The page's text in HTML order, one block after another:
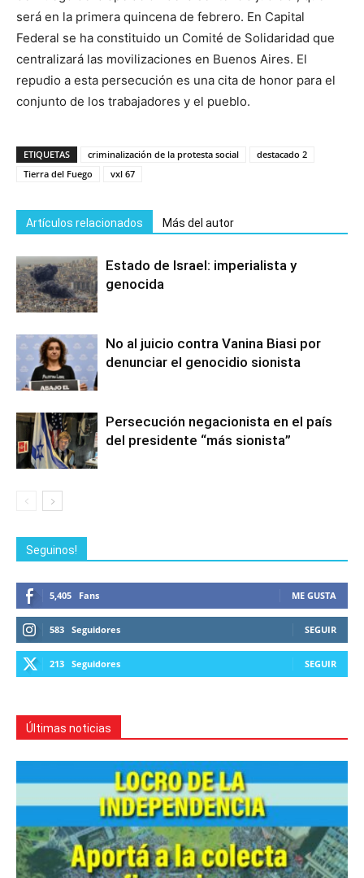
será en la primera quincena de febrero. En Capital
Federal se ha constituido un Comité de Solidaridad que
centralizará las movilizaciones en Buenos Aires. El
repudio a esta persecución es una cita de honor para el
conjunto de los trabajadores y el pueblo.
ETIQUETAS criminalización de la protesta social
destacado 2
Tierra del Fuego
vxl 67
Artículos relacionados Más del autor
Estado de Israel: imperialista y
genocida
No al juicio contra Vanina Biasi por
denunciar el genocidio sionista
Persecución negacionista en el país
del presidente “más sionista”
Seguinos!
5,405 Fans ME GUSTA
583 Seguidores SEGUIR
213 Seguidores SEGUIR
Últimas noticias